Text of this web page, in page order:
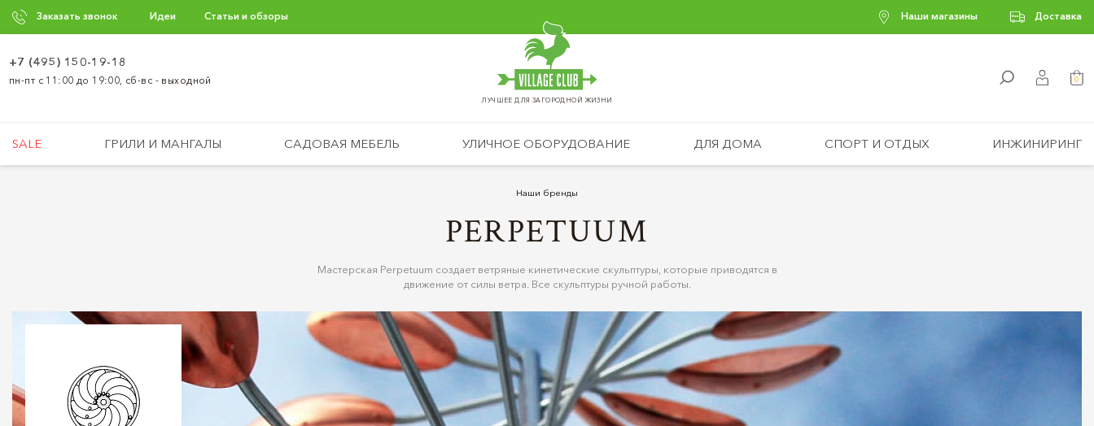
Заказать звонок Идеи Статьи и обзоры Наши магазины Доставка
ЛУЧШЕЕ ДЛЯ ЗАГОРОДНОЙ ЖИЗНИ
+7 (495) 150-19-18
пн-пт с 11:00 до 19:00, сб-вс - выходной 0
SALE ГРИЛИ И МАНГАЛЫ САДОВАЯ МЕБЕЛЬ УЛИЧНОЕ ОБОРУДОВАНИЕ ДЛЯ ДОМА СПОРТ И ОТДЫХ ИНЖИНИРИНГ
Наши бренды
PERPETUUM
Мастерская Perpetuum создает ветряные кинетические скульптуры, которые приводятся в
движение от силы ветра. Все скульптуры ручной работы.